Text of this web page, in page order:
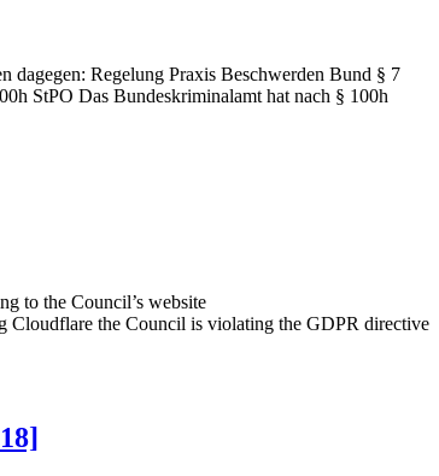
dagegen: Regelung Praxis Beschwerden Bund § 7
StPO Das Bundeskriminalamt hat nach § 100h
to the Council’s website
Cloudflare the Council is violating the GDPR directive